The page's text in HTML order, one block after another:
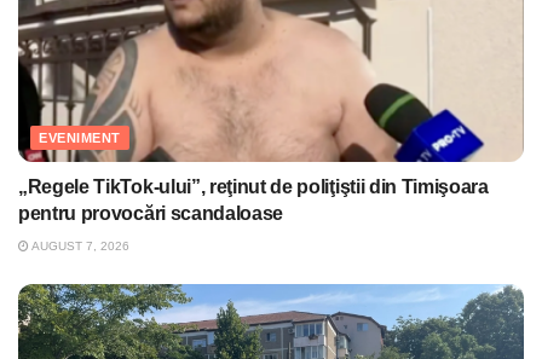
EVENIMENT
„Regele TikTok-ului”, reţinut de poliţiştii din Timişoara
pentru provocări scandaloase
AUGUST 7, 2026